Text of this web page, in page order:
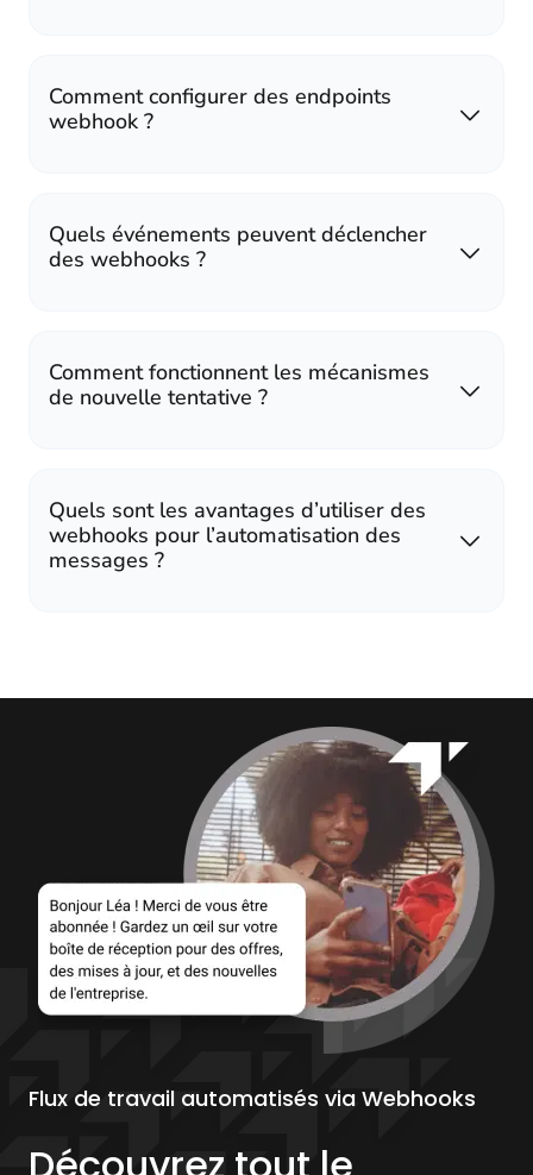
Comment configurer des endpoints
webhook ?
Quels événements peuvent déclencher
des webhooks ?
Comment fonctionnent les mécanismes
de nouvelle tentative ?
Quels sont les avantages d’utiliser des
webhooks pour l’automatisation des
messages ?
Flux de travail automatisés via Webhooks